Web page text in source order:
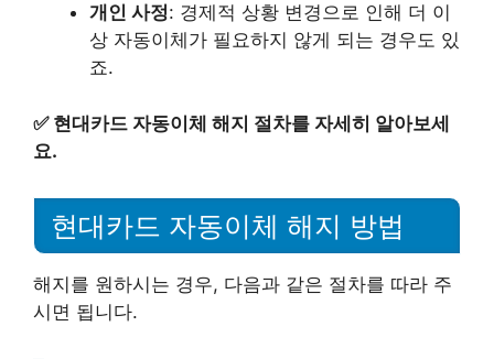
개인 사정: 경제적 상황 변경으로 인해 더 이
상 자동이체가 필요하지 않게 되는 경우도 있
죠.
✅ 현대카드 자동이체 해지 절차를 자세히 알아보세
요.
현대카드 자동이체 해지 방법
해지를 원하시는 경우, 다음과 같은 절차를 따라 주
시면 됩니다.